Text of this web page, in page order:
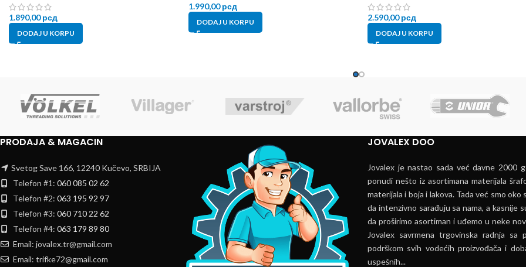
1.890,00рсд
DODAJ U KORPU
1.990,00рсд
DODAJ U KORPU 2.590,00рсд
DODAJ U KORPU
PRODAJA & MAGACIN
Svetog Save 166, 12240 Kučevo, SRBIJA
Telefon #1: 060 085 02 62
Telefon #2: 063 195 92 97
Telefon #3: 060 710 22 62
Telefon #4: 063 179 89 80
Email: jovalex.tr@gmail.com
Email: trifke72@gmail.com
JOVALEX DOO
Jovalex je nastao sada već davne 2000
ponudi nešto iz asortimana materijala
materijala i boja i lakova. Tada već smo
da intenzivno sarađuju sa nama, a kasnije
da proširimo asortiman i uđemo u neke
Jovalex savrmena trgovinska radnja
podrškom svih vodećih proizvođača i
uspešnih...